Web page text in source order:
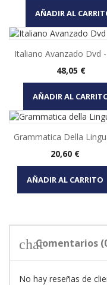
AÑADIR AL
Italiano Avanzado Dvd
Precio
48,05 €
AÑADIR AL
Grammatica Della
Precio
20,60 €
AÑADIR AL CARRITO
chatComentarios
No hay reseñas de